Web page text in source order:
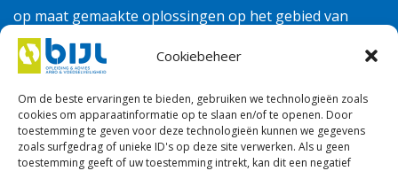
Cookiebeheer
Om de beste ervaringen te bieden, gebruiken we technologieën zoals
cookies om apparaatinformatie op te slaan en/of te openen. Door
toestemming te geven voor deze technologieën kunnen we gegevens
zoals surfgedrag of unieke ID's op deze site verwerken. Als u geen
toestemming geeft of uw toestemming intrekt, kan dit een negatief
op maat gemaakte oplossingen op het gebied van
Arbo, Veiligheid, VCA, RI&E, HACCP, Hygiënecodes en
VCA.
VOLG BIJL OPLEIDING & ADVIES OP SOCIAL
MEDIA